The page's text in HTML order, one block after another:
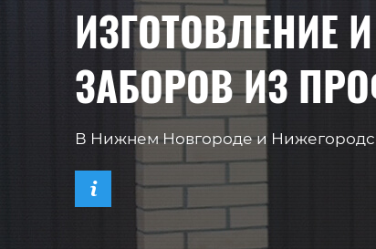
ИЗГОТОВЛЕНИЕ
ЗАБОРОВ ИЗ
В Нижнем Новгороде и